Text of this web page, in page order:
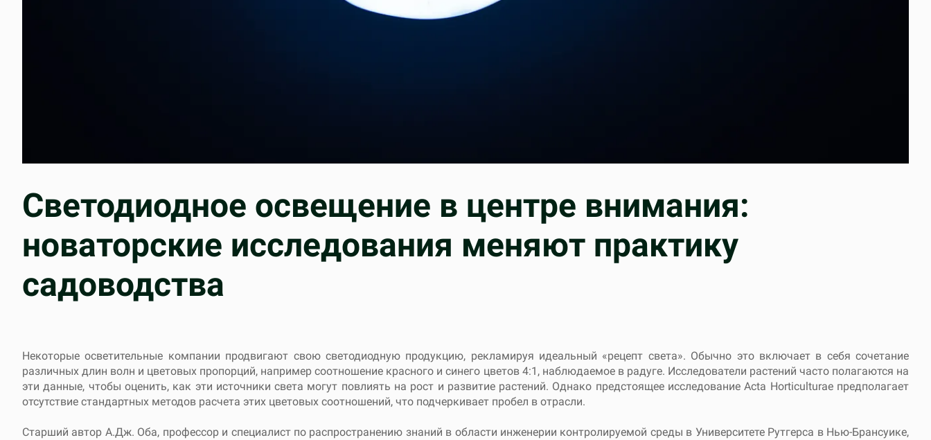
Светодиодное освещение в центре внимания:
новаторские исследования меняют практику
садоводства
Некоторые осветительные компании продвигают свою светодиодную продукцию, рекламируя идеальный «рецепт света». Обычно это включает в себя сочетание
различных длин волн и цветовых пропорций, например соотношение красного и синего цветов 4:1, наблюдаемое в радуге. Исследователи растений часто полагаются на
эти данные, чтобы оценить, как эти источники света могут повлиять на рост и развитие растений. Однако предстоящее исследование Acta Horticulturae предполагает
отсутствие стандартных методов расчета этих цветовых соотношений, что подчеркивает пробел в отрасли.
Старший автор А.Дж. Оба, профессор и специалист по распространению знаний в области инженерии контролируемой среды в Университете Рутгерса в Нью-Брансуике,